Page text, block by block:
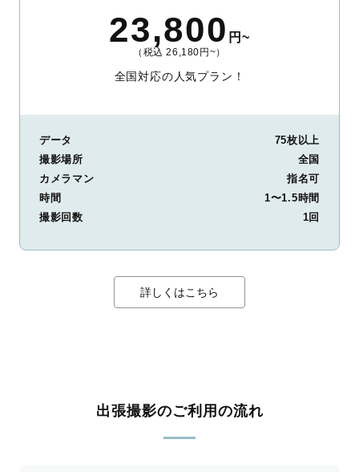
23,800 円~
（税込 26,180円~）
全国対応の人気プラン！
データ
75枚以上
撮影場所
全国
カメラマン
指名可
時間
1〜1.5時間
撮影回数
1回
詳しくはこちら
出張撮影のご利用の流れ